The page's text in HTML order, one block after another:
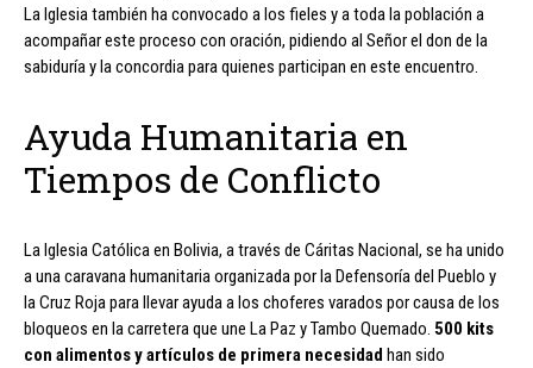
La Iglesia también ha convocado a los fieles y a toda la población a
acompañar este proceso con oración, pidiendo al Señor el don de la
sabiduría y la concordia para quienes participan en este encuentro.
Ayuda Humanitaria en
Tiempos de Conflicto
La Iglesia Católica en Bolivia, a través de Cáritas Nacional, se ha unido
a una caravana humanitaria organizada por la Defensoría del Pueblo y
la Cruz Roja para llevar ayuda a los choferes varados por causa de los
bloqueos en la carretera que une La Paz y Tambo Quemado. 500 kits
con alimentos y artículos de primera necesidad han sido